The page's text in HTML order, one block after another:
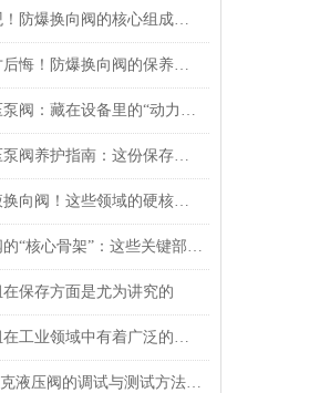
别只看外观！防爆换向阀的核心组成部分，才是安全关键
别等故障才后悔！防爆换向阀的保养诀窍，早知道少踩坑
立磨机液压泵阀：藏在设备里的“动力心脏”，核心功能全拆解
立磨机液压泵阀养护指南：这份保存秘诀，让核心部件“历久弥新”！
别小看电液换向阀！这些领域的硬核应用，远超你的想象
电液换向阀的“核心骨架”：这些关键部件，决定设备运行效率！
保存方面是尤为讲究的
扳手泵阀组在工业领域中有着广泛的作用
Hytorc凯特克液压阀的调试与测试方法具体如下